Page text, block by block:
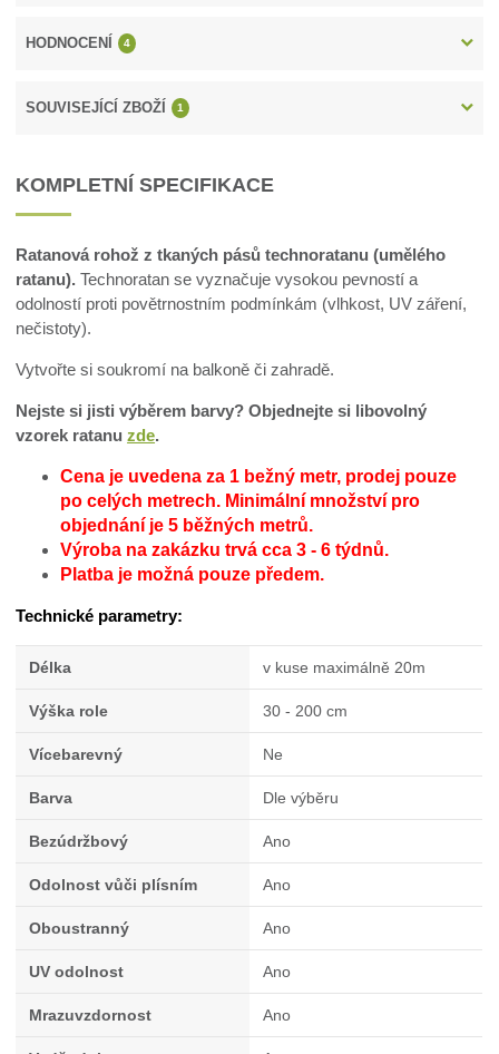
HODNOCENÍ 4
SOUVISEJÍCÍ ZBOŽÍ 1
KOMPLETNÍ SPECIFIKACE
Ratanová rohož z tkaných pásů technoratanu (umělého
ratanu). Technoratan se vyznačuje vysokou pevností a
odolností proti povětrnostním podmínkám (vlhkost, UV záření,
nečistoty).
Vytvořte si soukromí na balkoně či zahradě.
Nejste si jisti výběrem barvy? Objednejte si libovolný
vzorek ratanuzde.
Cena je uvedena za 1 bežný metr, prodej pouze
po celých metrech. Minimální množství pro
objednání je 5 běžných metrů.
Výroba na zakázku trvá cca 3 - 6 týdnů.
Platba je možná pouze předem.
Technické parametry:
Délka v kuse maximálně 20m
Výška role 30 - 200 cm
Vícebarevný Ne
Barva Dle výběru
Bezúdržbový Ano
Odolnost vůči plísním Ano
Oboustranný Ano
UV odolnost Ano
Mrazuvzdornost Ano